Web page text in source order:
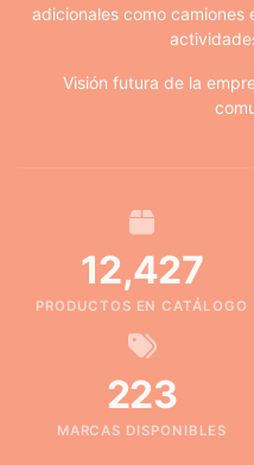
adicionales como
Visión futura de la
12,427
PRODUCTOS EN CATÁLOGO
223
MARCAS DISPONIBLES